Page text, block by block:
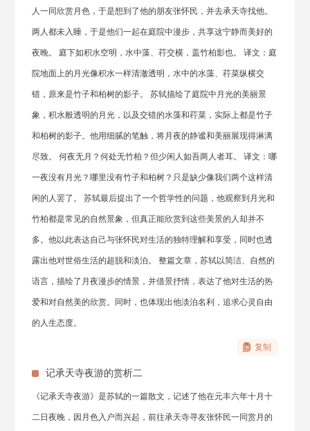
人一同欣赏月色，于是想到了他的朋友张怀民，并去承天寺找他。
两人都未入睡，于是他们一起在庭院中漫步，共享这宁静而美好的
夜晚。 庭下如积水空明，水中藻、荇交横，盖竹柏影也。 译文：庭
院地面上的月光像积水一样清澈透明，水中的水藻、荇菜纵横交
错，原来是竹子和柏树的影子。 苏轼描绘了庭院中月光的美丽景
象，积水般透明的月光，以及交错的水藻和荇菜，实际上都是竹子
和柏树的影子。他用细腻的笔触，将月夜的静谧和美丽展现得淋漓
尽致。 何夜无月？何处无竹柏？但少闲人如吾两人者耳。 译文：哪
一夜没有月光？哪里没有竹子和柏树？只是缺少像我们两个这样清
闲的人罢了。 苏轼最后提出了一个哲学性的问题，他观察到月光和
竹柏都是常见的自然景象，但真正能欣赏到这些美景的人却并不
多。他以此表达自己与张怀民对生活的独特理解和享受，同时也透
露出他对世俗生活的超脱和淡泊。 整篇文章，苏轼以简洁、自然的
语言，描绘了月夜漫步的情景，并借景抒情，表达了他对生活的热
爱和对自然美的欣赏。同时，也体现出他淡泊名利，追求心灵自由
的人生态度。
复制
记承天寺夜游的赏析二
《记承天寺夜游》是苏轼的一篇散文，记述了他在元丰六年十月十
二日夜晚，因月色入户而兴起，前往承天寺寻友张怀民一同赏月的